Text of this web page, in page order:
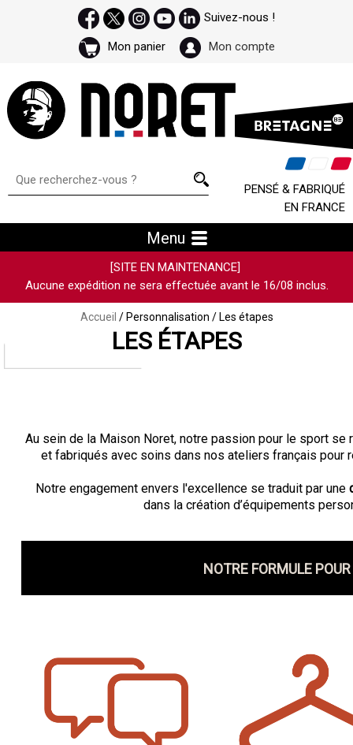
Suivez-nous !
Mon panier Mon compte
PENSÉ & FABRIQUÉ
EN FRANCE
Menu
[SITE EN MAINTENANCE]
Aucune expédition ne sera effectuée avant le 16/08 inclus.
Accueil / Personnalisation / Les étapes
LES ÉTAPES
Au sein de la Maison Noret, notre passion pour le sport
et fabriqués avec soins dans nos ateliers français pour
Notre engagement envers l'excellence se traduit par une
dans la création d’équipements
NOTRE FORMULE